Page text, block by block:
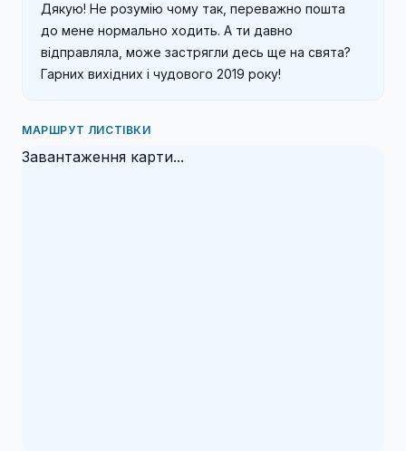
Дякую! Не розумію чому так, переважно пошта
до мене нормально ходить. А ти давно
відправляла, може застрягли десь ще на свята?
Гарних вихідних і чудового 2019 року!
МАРШРУТ ЛИСТІВКИ
Завантаження карти...